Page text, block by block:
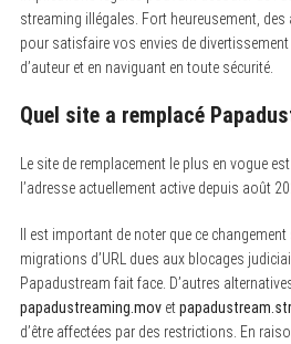
streaming illégales. Fort heureusement,
pour satisfaire vos envies de
d’auteur et en naviguant en toute sécurité.
Quel site a remplacé
Le site de remplacement le plus en vogue est
l’adresse actuellement active depuis août
Il est important de noter que ce changement
migrations d’URL dues aux blocages
Papadustream fait face. D’autres
papadustreaming.movet
d’être affectées par des restrictions. En